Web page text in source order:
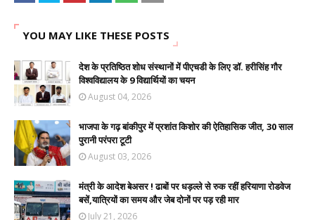
YOU MAY LIKE THESE POSTS
देश के प्रतिष्ठित शोध संस्थानों में पीएचडी के लिए डॉ. हरीसिंह गौर
विश्वविद्यालय के 9 विद्यार्थियों का चयन
August 04, 2026
भाजपा के गढ़ बांकीपुर में प्रशांत किशोर की ऐतिहासिक जीत, 30 साल
पुरानी परंपरा टूटी
August 03, 2026
मंत्री के आदेश बेअसर ! ढाबों पर धड़ल्ले से रुक रहीं हरियाणा रोडवेज
बसें,यात्रियों का समय और जेब दोनों पर पड़ रही मार
July 21, 2026